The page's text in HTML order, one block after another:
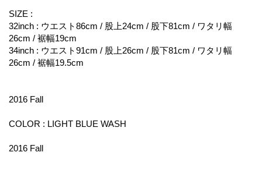
SIZE :
32inch : ウエスト86cm / 股上24cm / 股下81cm / ワタリ幅
26cm / 裾幅19cm
34inch : ウエスト91cm / 股上26cm / 股下81cm / ワタリ幅
26cm / 裾幅19.5cm
2016 Fall
COLOR : LIGHT BLUE WASH
2016 Fall